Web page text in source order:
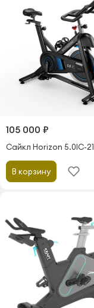
105 000 ₽
Сайкл Horizon 5.0IC-21
В корзину